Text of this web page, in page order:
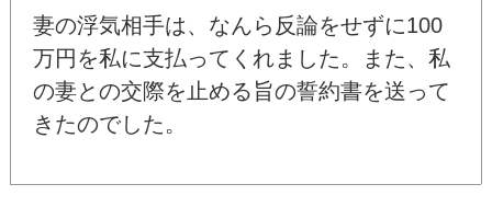
妻の浮気相手は、なんら反論をせずに100
万円を私に支払ってくれました。また、私
の妻との交際を止める旨の誓約書を送って
きたのでした。